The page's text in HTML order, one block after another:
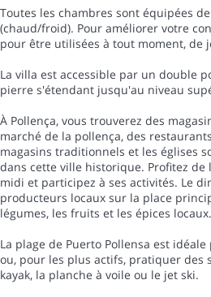
Toutes les chambres sont équipées
(chaud/froid). Pour améliorer votre
pour être utilisées à tout moment, de
La villa est accessible par un double
pierre s'étendant jusqu'au niveau
À Pollença, vous trouverez des
marché de la pollença, des
magasins traditionnels et les églises
dans cette ville historique. Profitez de
midi et participez à ses activités. Le
producteurs locaux sur la place
légumes, les fruits et les épices locaux.
La plage de Puerto Pollensa est
ou, pour les plus actifs, pratiquer des
kayak, la planche à voile ou le jet ski.